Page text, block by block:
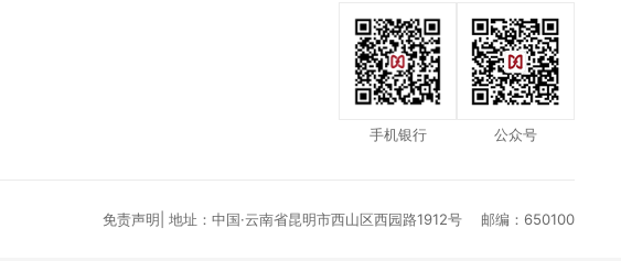
手机银行 公众号
免责声明| 地址：中国·云南省昆明市西山区西园路1912号 邮编：650100